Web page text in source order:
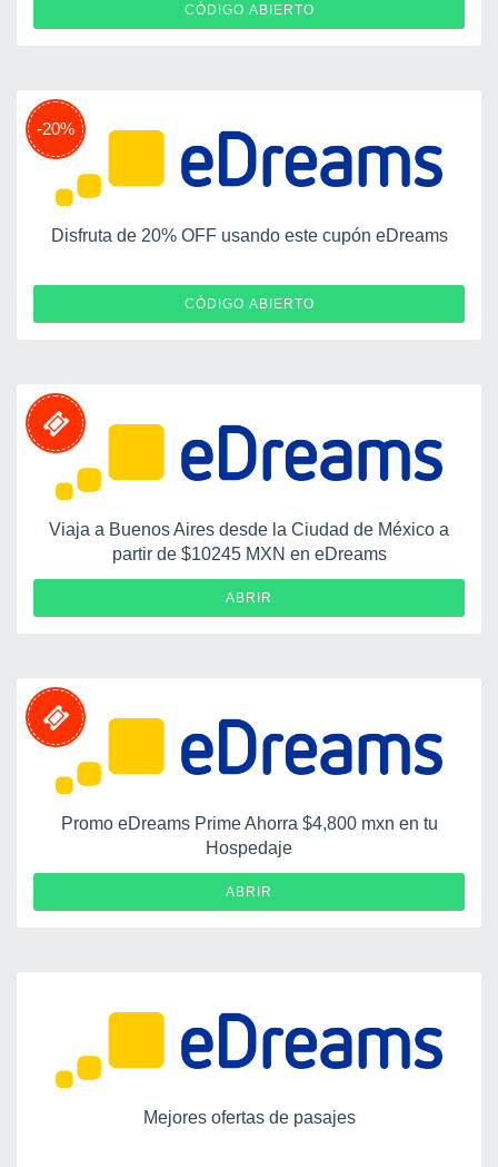
CÓDIGO ABIERTO
-20%
Disfruta de 20% OFF usando este cupón eDreams
CÓDIGO ABIERTO
Viaja a Buenos Aires desde la Ciudad de México a
partir de $10245 MXN en eDreams
ABRIR
Promo eDreams Prime Ahorra $4,800 mxn en tu
Hospedaje
ABRIR
Mejores ofertas de pasajes